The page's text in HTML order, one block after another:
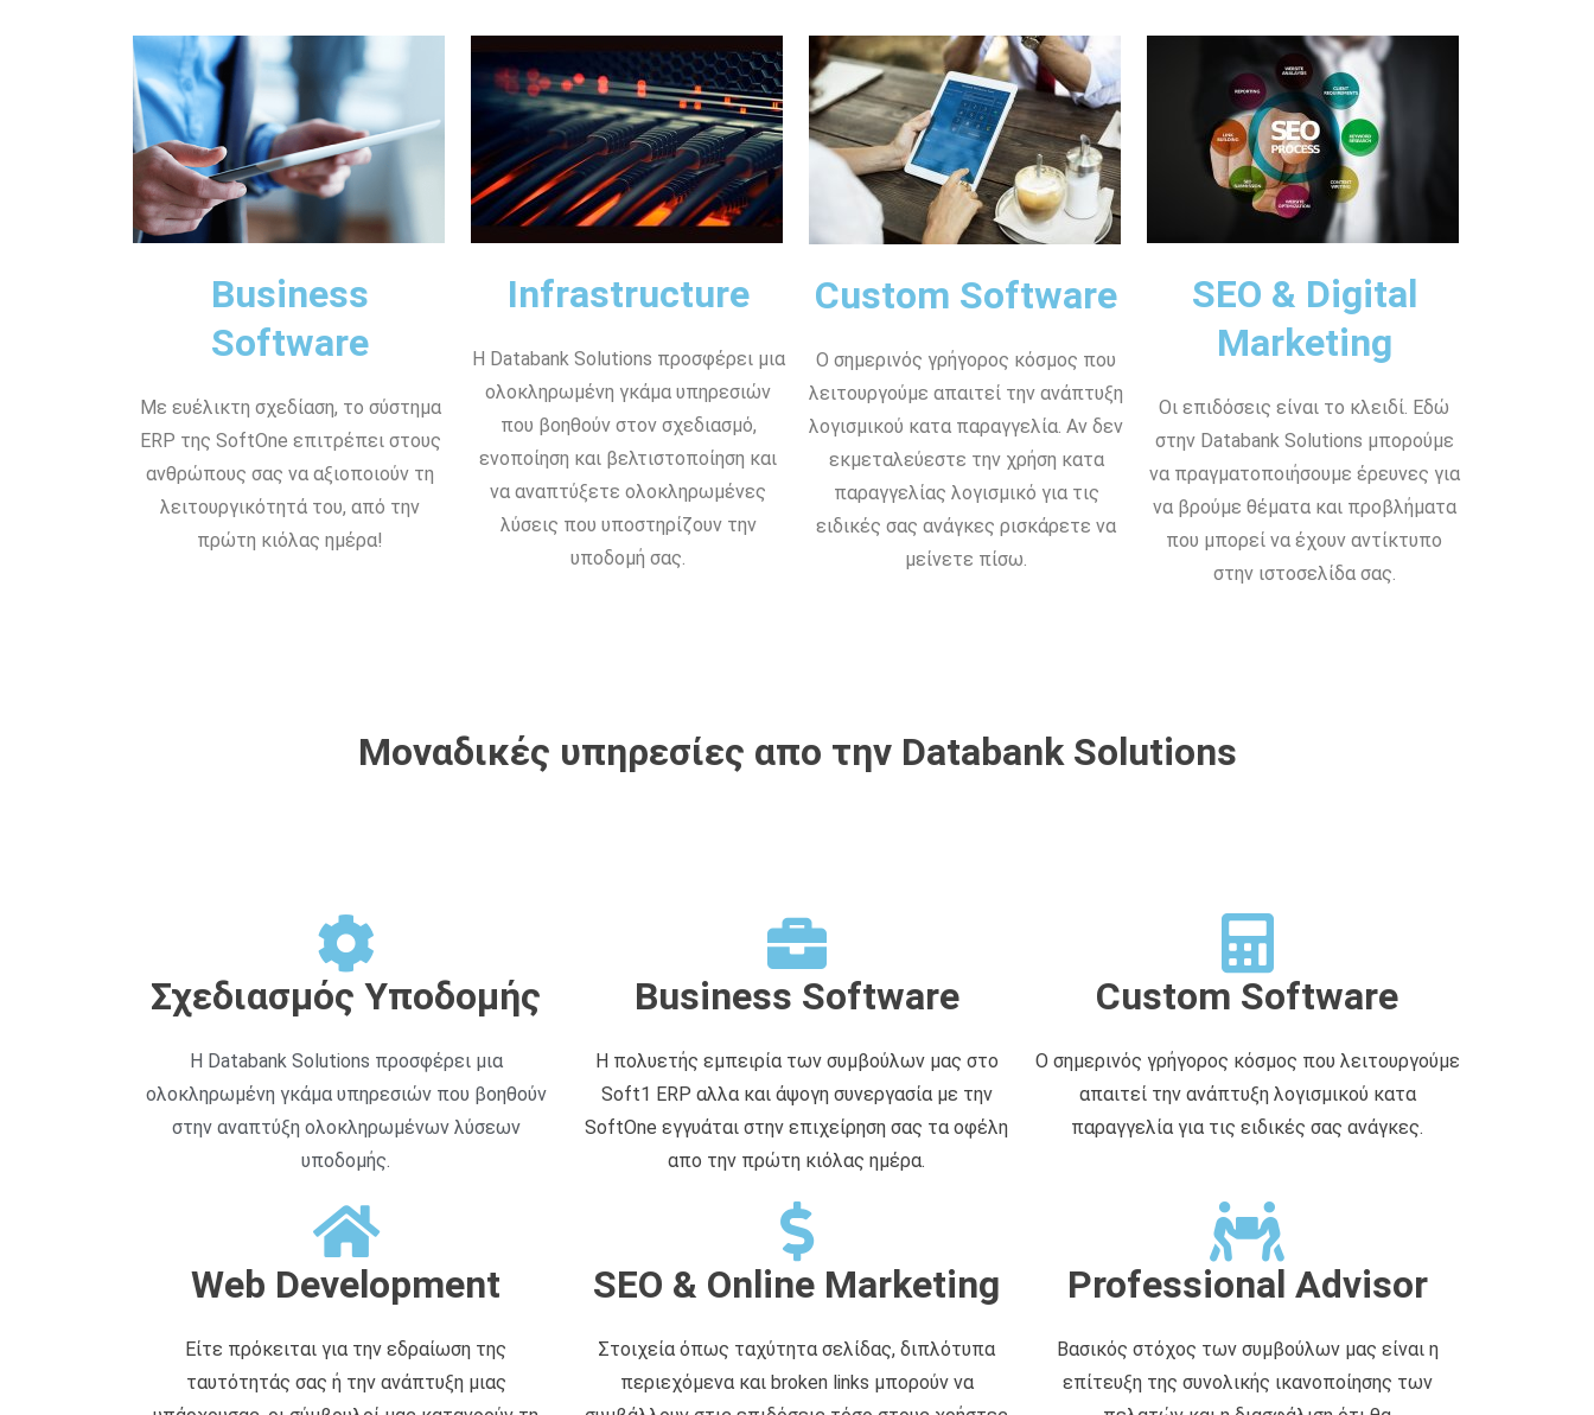
Business
Software
Με ευέλικτη σχεδίαση, το σύστημα
ERP της SoftOne επιτρέπει στους
ανθρώπους σας να αξιοποιούν τη
λειτουργικότητά του, από την
πρώτη κιόλας ημέρα!
Infrastructure
Η Databank Solutions προσφέρει μια
ολοκληρωμένη γκάμα υπηρεσιών
που βοηθούν στον σχεδιασμό,
ενοποίηση και βελτιστοποίηση και
να αναπτύξετε ολοκληρωμένες
λύσεις που υποστηρίζουν την
υποδομή σας.
Custom Software
Ο σημερινός γρήγορος κόσμος που
λειτουργούμε απαιτεί την ανάπτυξη
λογισμικού κατα παραγγελία. Αν δεν
εκμεταλεύεστε την χρήση κατα
παραγγελίας λογισμικό για τις
ειδικές σας ανάγκες ρισκάρετε να
μείνετε πίσω.
SEO & Digital
Marketing
Οι επιδόσεις είναι το κλειδί. Εδώ
στην Databank Solutions μπορούμε
να πραγματοποιήσουμε έρευνες για
να βρούμε θέματα και προβλήματα
που μπορεί να έχουν αντίκτυπο
στην ιστοσελίδα σας.
Μοναδικές υπηρεσίες απο την Databank Solutions
Σχεδιασμός Υποδομής
Η Databank Solutions προσφέρει μια
ολοκληρωμένη γκάμα υπηρεσιών που βοηθούν
στην αναπτύξη ολοκληρωμένων λύσεων
υποδομής.
Business Software
Η πολυετής εμπειρία των συμβούλων μας στο
Soft1 ERP αλλα και άψογη συνεργασία με την
SoftOne εγγυάται στην επιχείρηση σας τα οφέλη
απο την πρώτη κιόλας ημέρα.
Custom Software
Ο σημερινός γρήγορος κόσμος που λειτουργούμε
απαιτεί την ανάπτυξη λογισμικού κατα
παραγγελία για τις ειδικές σας ανάγκες.
Web Development
Είτε πρόκειται για την εδραίωση της
ταυτότητάς σας ή την ανάπτυξη μιας
SEO & Online Marketing
Στοιχεία όπως ταχύτητα σελίδας, διπλότυπα
περιεχόμενα και broken links μπορούν να
Professional Advisor
Βασικός στόχος των συμβούλων μας είναι η
επίτευξη της συνολικής ικανοποίησης των